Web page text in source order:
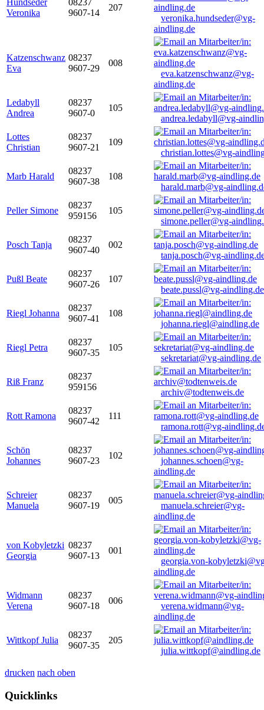
Hundseder
Veronika
08237
9607-14
207
veronika.hundseder@vg-
aindling.de
Katzenschwanz
Eva
08237
9607-29
008
eva.katzenschwanz@vg-
aindling.de
Ledabyll
Andrea
08237
9607-0
105
andrea.ledabyll@vg-
Lottes
Christian
08237
9607-21
109
christian.lottes@vg-
Marb Harald
08237
9607-38
108
harald.marb@vg-
Peller Simone
08237
959156
105
simone.peller@vg-
Posch Tanja
08237
9607-40
002
tanja.posch@vg-
Pußl Beate
08237
9607-26
107
beate.pussl@vg-aindling.de
Riegl Johanna
08237
9607-41
108
johanna.riegl@aindling.de
Riegl Petra
08237
9607-35
105
sekretariat@vg-aindling.de
Riß Franz
08237
959156
archiv@todtenweis.de
Rott Ramona
08237
9607-42
111
ramona.rott@vg-
Schön
Johannes
08237
9607-23
102
johannes.schoen@vg-
aindling.de
Schreier
Manuela
08237
9607-19
005
manuela.schreier@vg-
aindling.de
von Kobyletzki
Georgia
08237
9607-13
001
georgia.von-
aindling.de
Widmann
Verena
08237
9607-18
006
verena.widmann@vg-
aindling.de
Wittkopf Julia
08237
9607-35
205
julia.wittkopf@aindling.de
drucken nach oben
Quicklinks